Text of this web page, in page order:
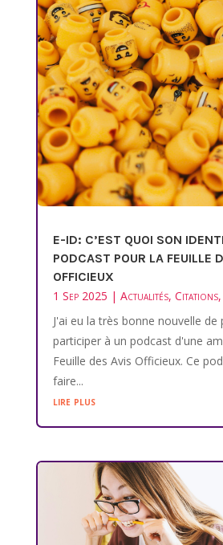
E-ID: C’EST QUOI SON
PODCAST POUR LA FEUILLE
OFFICIEUX
1 Sep 2025 | Actualités, Citations,
J'ai eu la très bonne nouvelle de
participer à un podcast d'une
Feuille des Avis Officieux. Ce
faire...
lire plus